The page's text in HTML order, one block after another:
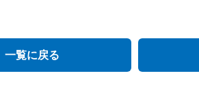
一覧に戻る